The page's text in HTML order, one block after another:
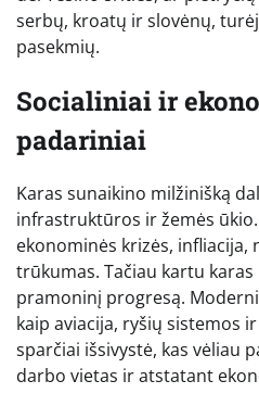
serbų, kroatų ir slovėnų,
pasekmių.
Socialiniai ir
padariniai
Karas sunaikino milžinišką
infrastruktūros ir žemės
ekonominės krizės, infliacija,
trūkumas. Tačiau kartu
pramoninį progresą.
kaip aviacija, ryšių sistemos
sparčiai išsivystė, kas vėliau
darbo vietas ir atstatant